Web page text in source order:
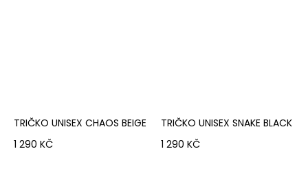
TRIČKO UNISEX CHAOS BEIGE
1 290 KČ
TRIČKO UNISEX SNAKE BLACK
1 290 KČ